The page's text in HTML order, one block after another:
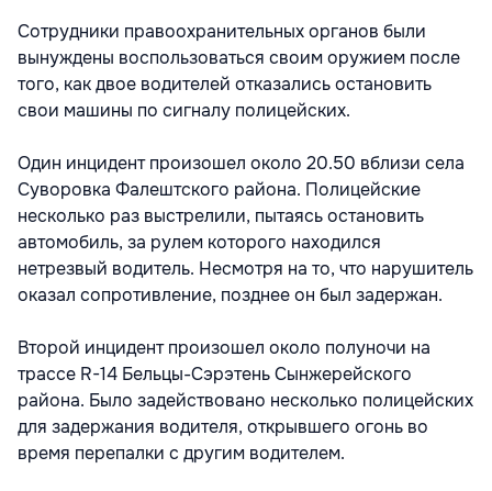
Сотрудники правоохранительных органов были
вынуждены воспользоваться своим оружием после
того, как двое водителей отказались остановить
свои машины по сигналу полицейских.
Один инцидент произошел около 20.50 вблизи села
Суворовка Фалештского района. Полицейские
несколько раз выстрелили, пытаясь остановить
автомобиль, за рулем которого находился
нетрезвый водитель. Несмотря на то, что нарушитель
оказал сопротивление, позднее он был задержан.
Второй инцидент произошел около полуночи на
трассе R-14 Бельцы-Сэрэтень Сынжерейского
района. Было задействовано несколько полицейских
для задержания водителя, открывшего огонь во
время перепалки с другим водителем.